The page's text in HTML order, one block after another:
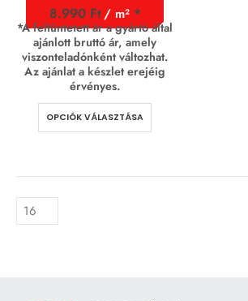
8.990 Ft / m²
*A feltüntetett ár a gyártó által
ajánlott bruttó ár, amely
viszonteladónként változhat.
Az ajánlat a készlet erejéig
érvényes.
OPCIÓK VÁLASZTÁSA